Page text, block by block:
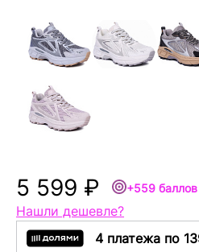
5 599 ₽ +559 баллов
Нашли дешевле?
4 платежа по